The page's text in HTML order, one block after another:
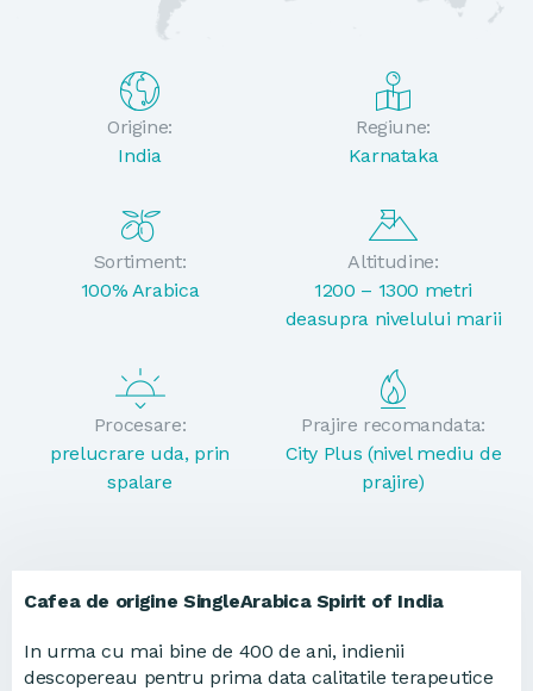
Origine:
India
Regiune:
Karnataka
Sortiment:
100% Arabica
Altitudine:
1200 – 1300 metri
deasupra nivelului marii
Procesare:
prelucrare uda, prin
spalare
Prajire recomandata:
City Plus (nivel mediu de
prajire)
Cafea de origine SingleArabica Spirit of India
In urma cu mai bine de 400 de ani, indienii
descopereau pentru prima data calitatile terapeutice